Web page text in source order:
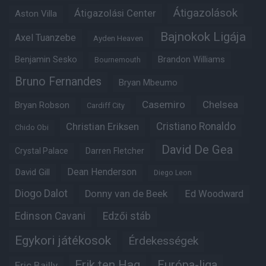
Aston Villa Átigazolási Center Átigazolások
Axel Tuanzebe Ayden Heaven Bajnokok Ligája
Benjamin Sesko Bournemouth Brandon Williams
Bruno Fernandes Bryan Mbeumo
Bryan Robson Cardiff City Casemiro Chelsea
Chido Obi Christian Eriksen Cristiano Ronaldo
Crystal Palace Darren Fletcher David De Gea
David Gill Dean Henderson Diego Leon
Diogo Dalot Donny van de Beek Ed Woodward
Edinson Cavani Edzői stáb
Egykori játékosok Érdekességek